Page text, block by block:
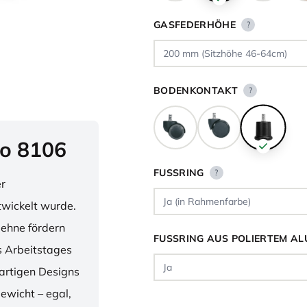
8106
wurde.
fördern
Arbeitstages
Designs
– egal,
GASFEDERHÖHE ?
BODENKONTAKT ?
FUSSRING ?
FUSSRING AUS POLIERTEM